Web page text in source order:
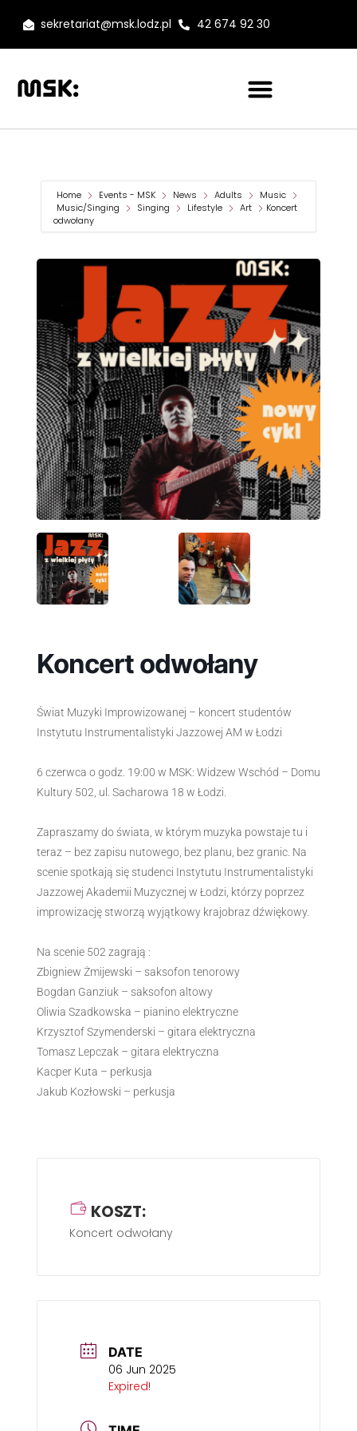
sekretariat@msk.lodz.pl 42 674 92 30
Home Events - MSK News Adults
Music
Music/Singing
Singing Lifestyle Art
Koncert
odwołany
Koncert odwołany
Świat Muzyki Improwizowanej – koncert studentów
Instytutu Instrumentalistyki Jazzowej AM w Łodzi
6 czerwca o godz. 19:00 w MSK: Widzew Wschód – Domu
Kultury 502, ul. Sacharowa 18 w Łodzi.
Zapraszamy do świata, w którym muzyka powstaje tu i
teraz – bez zapisu nutowego, bez planu, bez granic. Na
scenie spotkają się studenci Instytutu Instrumentalistyki
Jazzowej Akademii Muzycznej w Łodzi, którzy poprzez
improwizację stworzą wyjątkowy krajobraz dźwiękowy.
Na scenie 502 zagrają :
Zbigniew Żmijewski – saksofon tenorowy
Bogdan Ganziuk – saksofon altowy
Oliwia Szadkowska – pianino elektryczne
Krzysztof Szymenderski – gitara elektryczna
Tomasz Lepczak – gitara elektryczna
Kacper Kuta – perkusja
Jakub Kozłowski – perkusja
KOSZT:
Koncert odwołany
DATE
06 Jun 2025
Expired!